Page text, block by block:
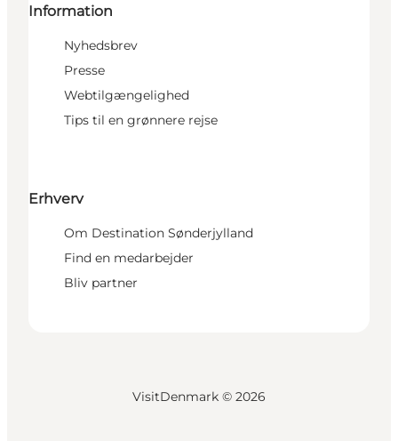
Information
Nyhedsbrev
Presse
Webtilgængelighed
Tips til en grønnere rejse
Erhverv
Om Destination Sønderjylland
Find en medarbejder
Bliv partner
VisitDenmark © 2026